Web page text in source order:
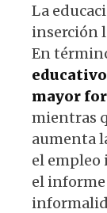
La
inserción
En
mayor
mientras
aumenta
el empleo
el informe